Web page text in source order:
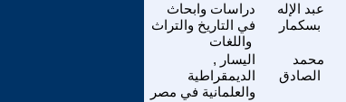
دراسات وابحاث
في التاريخ والتراث
واللغات
عبد الإله
بسكمار
اليسار ,
الديمقراطية
والعلمانية في مصر
محمد
الصادق